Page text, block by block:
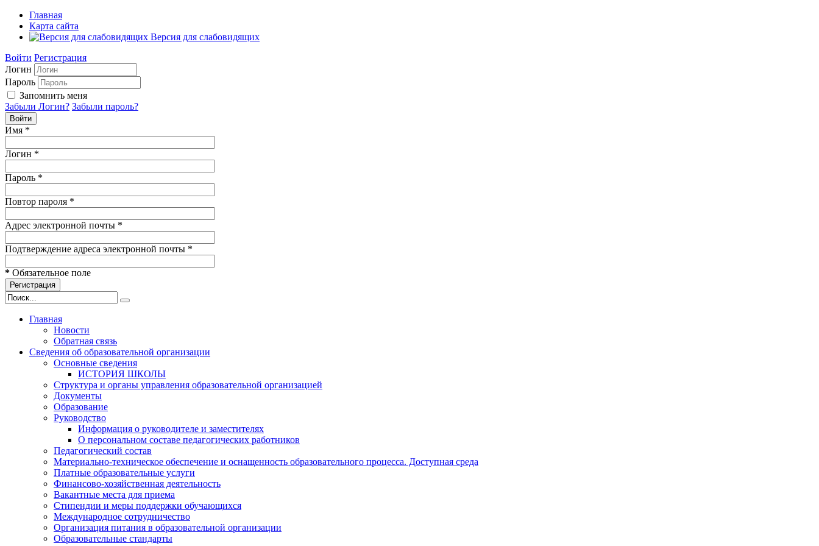
Главная
Карта сайта
Версия для слабовидящих
Войти Регистрация
Логин
Пароль
Запомнить меня
Забыли Логин? Забыли пароль?
Войти
Имя *
Логин *
Пароль *
Повтор пароля *
Адрес электронной почты *
Подтверждение адреса электронной почты *
* Обязательное поле
Регистрация
Главная
Новости
Обратная связь
Сведения об образовательной организации
Основные сведения
ИСТОРИЯ ШКОЛЫ
Структура и органы управления образовательной организацией
Документы
Образование
Руководство
Информация о руководителе и заместителях
О персональном составе педагогических работников
Педагогический состав
Материально-техническое обеспечение и оснащенность образовательного процесса. Доступная среда
Платные образовательные услуги
Финансово-хозяйственная деятельность
Вакантные места для приема
Стипендии и меры поддержки обучающихся
Международное сотрудничество
Организация питания в образовательной организации
Образовательные стандарты